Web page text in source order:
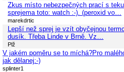
Zkus místo nebezpečných prací s
sprejema toto: watch :-). (peroxid vo…
marekdrtic
Lepší než sprej je vzít obyčejnou
dusík. Třeba Linde v Brně. Vz…
Plž
V jakém poměru se to míchá?Pro
jak dělanej:-)
splinter1